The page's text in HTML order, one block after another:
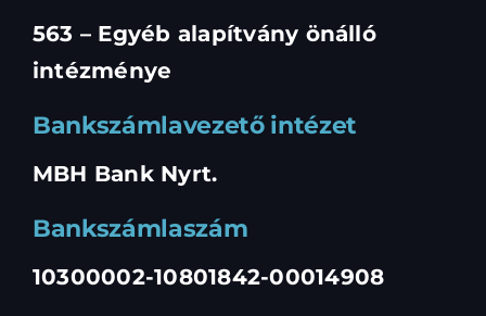
563 – Egyéb alapítvány önálló
intézménye
Bankszámlavezető intézet
MBH Bank Nyrt.
Bankszámlaszám
10300002-10801842-00014908